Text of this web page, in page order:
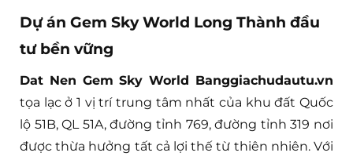
Dự án Gem Sky World Long Thành đầu
tư bền vững
Dat Nen Gem Sky World Banggiachudautu.vn
tọa lạc ở 1 vị trí trung tâm nhất của khu đất Quốc
lộ 51B, QL 51A, đường tỉnh 769, đường tỉnh 319 nơi
được thừa hưởng tất cả lợi thế từ thiên nhiên. Với